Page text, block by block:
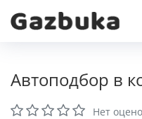
Автоподбор в
Нет